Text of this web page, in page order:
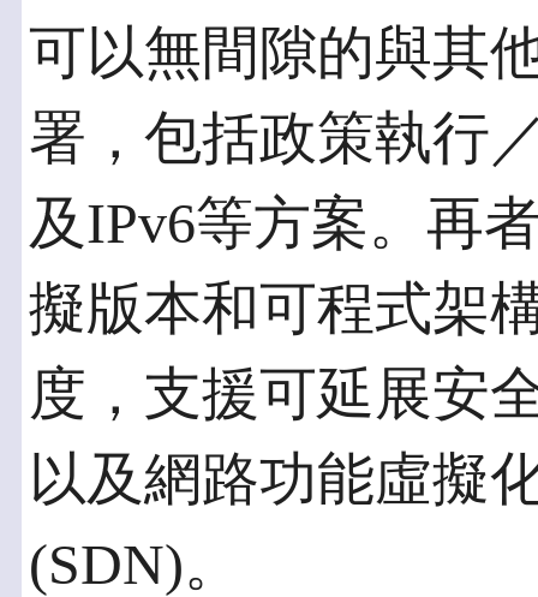
可以無間隙的與其
署，包括政策執行
及IPv6等方案。再
擬版本和可程式架
度，支援可延展安
以及網路功能虛擬
(SDN)。